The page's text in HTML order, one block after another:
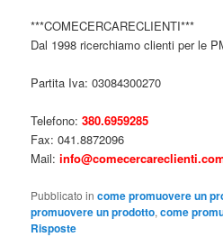
***COMECERCARECLIENTI***
Dal 1998 ricerchiamo clienti per le
Partita Iva: 03084300270
Telefono:380.6959285
Fax: 041.8872096
Mail:
Pubblicato in come promuovere un
promuovere un prodotto,come
Risposte